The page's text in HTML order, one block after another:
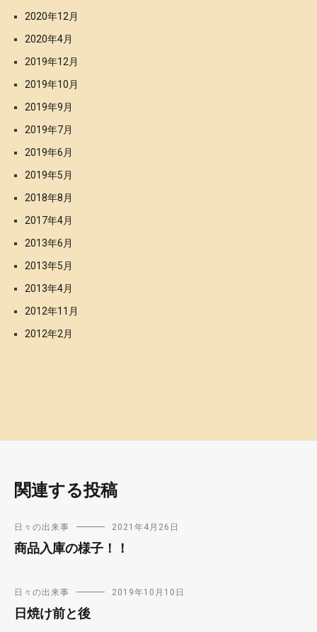
2020年12月
2020年4月
2019年12月
2019年10月
2019年9月
2019年7月
2019年6月
2019年5月
2018年8月
2017年4月
2013年6月
2013年5月
2013年4月
2012年11月
2012年2月
関連する投稿
日々の出来事 2021年4月26日
商品入庫の様子！！
日々の出来事 2019年10月10日
日焼け前と後